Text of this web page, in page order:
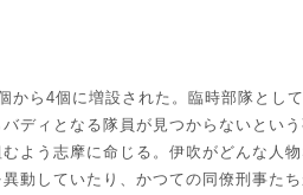
から4個に増設された。臨時部隊とし
ディとなる隊員が見つからないとい
よう志摩に命じる。伊吹がどんな人
動していたり、かつての同僚刑事た